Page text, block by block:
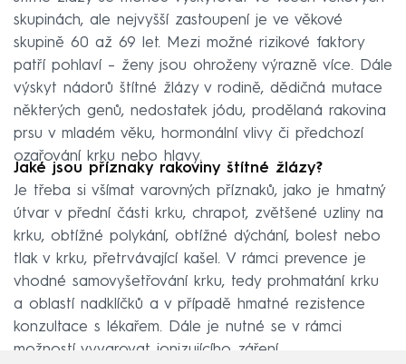
skupinách, ale nejvyšší zastoupení je ve věkové
skupině 60 až 69 let. Mezi možné rizikové faktory
patří pohlaví – ženy jsou ohroženy výrazně více. Dále
výskyt nádorů štítné žlázy v rodině, dědičná mutace
některých genů, nedostatek jódu, prodělaná rakovina
prsu v mladém věku, hormonální vlivy či předchozí
ozařování krku nebo hlavy.
Jaké jsou příznaky rakoviny štítné žlázy?
Je třeba si všímat varovných příznaků, jako je hmatný
útvar v přední části krku, chrapot, zvětšené uzliny na
krku, obtížné polykání, obtížné dýchání, bolest nebo
tlak v krku, přetrvávající kašel. V rámci prevence je
vhodné samovyšetřování krku, tedy prohmatání krku
a oblastí nadklíčků a v případě hmatné rezistence
konzultace s lékařem. Dále je nutné se v rámci
možností vyvarovat ionizujícího záření.